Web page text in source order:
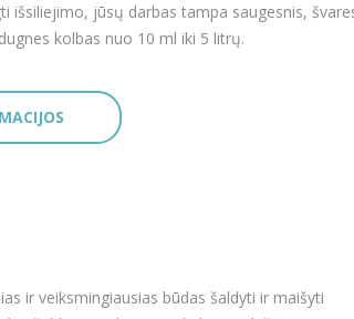
išsiliejimo, jūsų darbas tampa saugesnis,
kolbas nuo 10 ml iki 5 litrų.
ir veiksmingiausias būdas šaldyti ir maišyti